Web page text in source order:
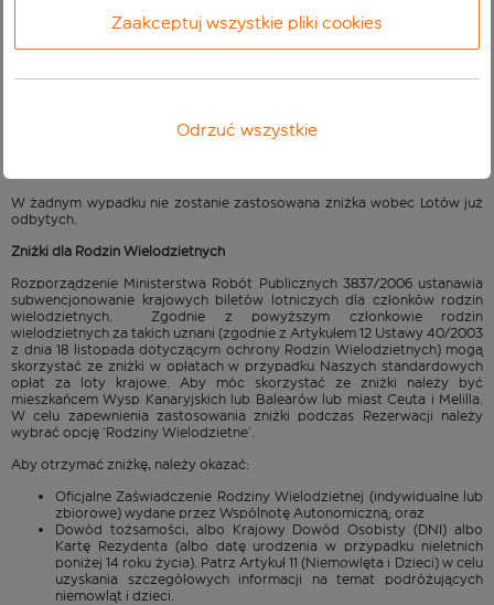
Podczas dokonywania Rezerwacji na stronie internetowej zadane
lotnisku w celu potwierdzenia Państwa uprawnienia do uzyskania zniżki.
wsiadaniu na pokład samolotu.
W żadnym wypadku nie zostanie zastosowana zniżka wobec Lotów już
odbytych.
Zniżki dla Rodzin Wielodzietnych
Rozporządzenie Ministerstwa Robót Publicznych 3837/2006 ustanawia
subwencjonowanie krajowych biletów lotniczych dla członków rodzin
wielodzietnych. Zgodnie z powyższym członkowie rodzin
wielodzietnych za takich uznani (zgodnie z Artykułem 12 Ustawy 40/2003
z dnia 18 listopada dotyczącym ochrony Rodzin Wielodzietnych) mogą
skorzystać ze zniżki w opłatach w przypadku Naszych standardowych
opłat za loty krajowe. Aby móc skorzystać ze zniżki należy być
mieszkańcem Wysp Kanaryjskich lub Balearów lub miast Ceuta i Melilla.
W celu zapewnienia zastosowania zniżki podczas Rezerwacji należy
wybrać opcję ‘Rodziny Wielodzietne’.
Aby otrzymać zniżkę, należy okazać:
Oficjalne Zaświadczenie Rodziny Wielodzietnej (indywidualne lub
zbiorowe) wydane przez Wspólnotę Autonomiczną; oraz
Dowód tożsamości, albo Krajowy Dowód Osobisty (DNI) albo
Kartę Rezydenta (albo datę urodzenia w przypadku nieletnich
poniżej 14 roku życia). Patrz Artykuł 11 (Niemowlęta i Dzieci) w celu
uzyskania szczegółowych informacji na temat podróżujących
niemowląt i dzieci.
Zaakceptuj wszystkie pliki cookies
Odrzuć wszystkie